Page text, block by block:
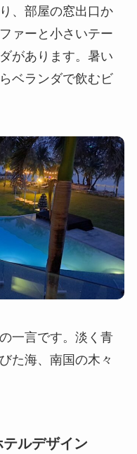
、部屋の窓出口か
ァーと小さいテー
があります。暑い
ベランダで飲むビ
一言です。淡く青
た海、南国の木々
ルデザイン